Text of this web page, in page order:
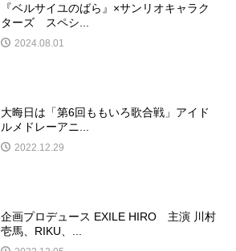
『ベルサイユのばら』×サンリオキャラク
ターズ スペシ...
2024.08.01
大晦日は「第6回ももいろ歌合戦」アイド
ルメドレーアニ...
2022.12.29
企画プロデュース EXILE HIRO 主演 川村
壱馬、RIKU、...